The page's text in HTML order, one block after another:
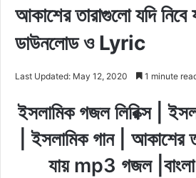
আকাশের তারাগুলো যদি
ডাউনলোড ও Lyric
Last Updated: May 12, 2020 1 minute
ইসলামিক গজল লিরিক্স |
| ইসলামিক গান | আকাশের
যায় mp3 গজল |বাংলা